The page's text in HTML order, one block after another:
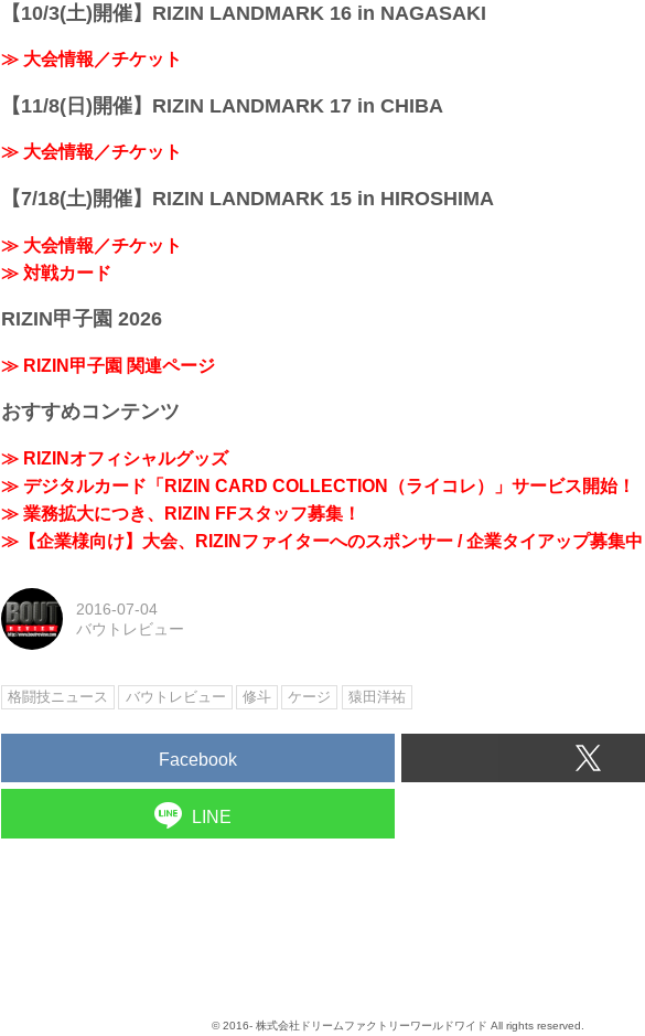
【10/3(土)開催】RIZIN LANDMARK 16 in NAGASAKI
≫ 大会情報／チケット
【11/8(日)開催】RIZIN LANDMARK 17 in CHIBA
≫ 大会情報／チケット
【7/18(土)開催】RIZIN LANDMARK 15 in HIROSHIMA
≫ 大会情報／チケット
≫ 対戦カード
RIZIN甲子園 2026
≫ RIZIN甲子園 関連ページ
おすすめコンテンツ
≫ RIZINオフィシャルグッズ
≫ デジタルカード「RIZIN CARD COLLECTION（ライコレ）」サービス開始！
≫ 業務拡大につき、RIZIN FFスタッフ募集！
≫【企業様向け】大会、RIZINファイターへのスポンサー / 企業タイアップ募集中
2016-07-04
バウトレビュー
格闘技ニュース バウトレビュー 修斗 ケージ 猿田洋祐
Facebook
LINE
© 2016- 株式会社ドリームファクトリーワールドワイド All rights reserved.